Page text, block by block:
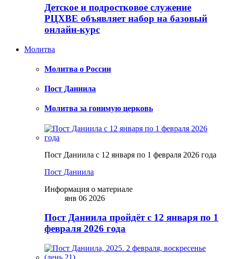
Детское и подростковое служение
РЦХВЕ объявляет набор на базовый
онлайн-курс
Молитва
Молитва о России
Пост Даниила
Молитва за гонимую церковь
Пост Даниила с 12 января по 1 февраля 2026 года
Пост Даниила
Информация о материале
янв 06 2026
Пост Даниила пройдёт с 12 января по 1
февраля 2026 года